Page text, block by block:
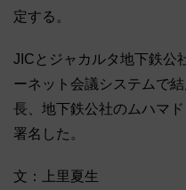
定する。
JICとジャカルタ地下鉄公
ーネット会議システムで
長、地下鉄公社のムハマ
署名した。
文：上里夏生